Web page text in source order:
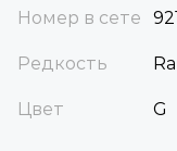
Номер в сете 921
Редкость
Цвет G